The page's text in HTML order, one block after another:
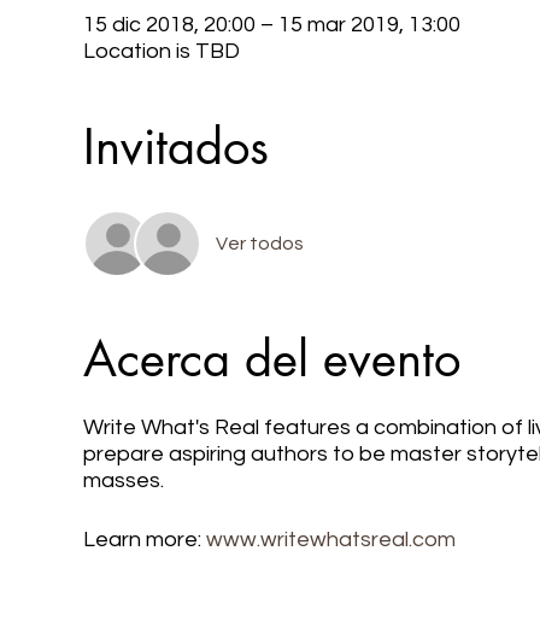
15 dic 2018, 20:00 – 15 mar 2019, 13:00
Location is TBD
Invitados
Ver todos
Acerca del evento
Write What's Real features a combination of
prepare aspiring authors to be master
masses.
Learn more: www.writewhatsreal.com